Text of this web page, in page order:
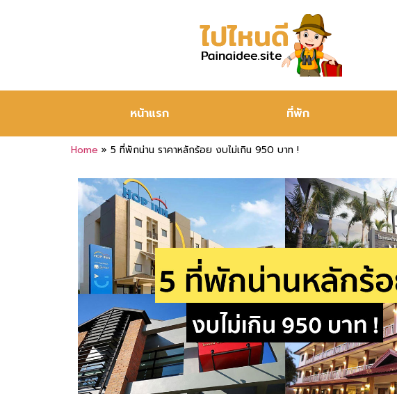
หน้าแรก ที่พัก
Home » 5 ที่พักน่าน ราคาหลักร้อย งบไม่เกิน 950 บาท !